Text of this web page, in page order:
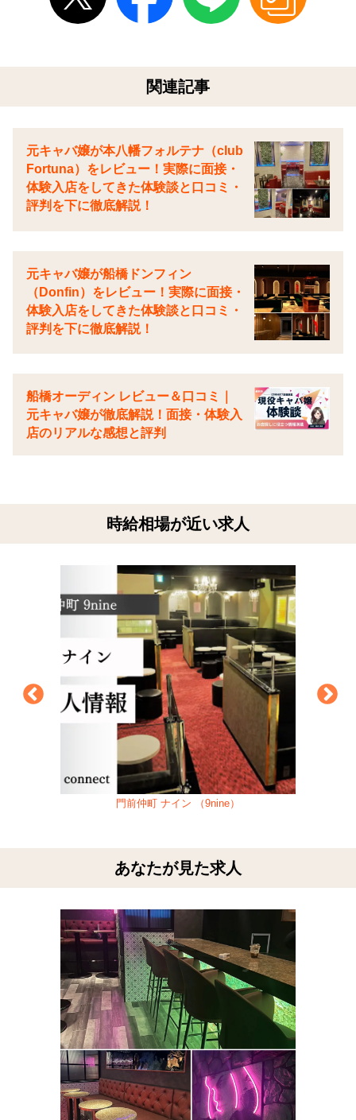
関連記事
元キャバ嬢が本八幡フォルテナ（club
Fortuna）をレビュー！実際に面接・
体験入店をしてきた体験談と口コミ・
評判を下に徹底解説！
元キャバ嬢が船橋ドンフィン
（Donfin）をレビュー！実際に面接・
体験入店をしてきた体験談と口コミ・
評判を下に徹底解説！
船橋オーディン レビュー＆口コミ｜
元キャバ嬢が徹底解説！面接・体験入
店のリアルな感想と評判
時給相場が近い求人
門前仲町 ナイン （9nine）
あなたが見た求人